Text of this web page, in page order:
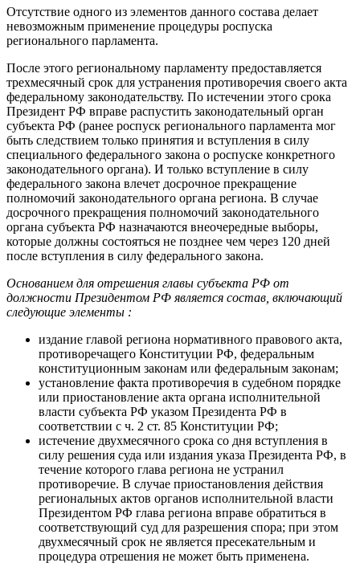
Отсутствие одного из элементов данного состава делает
невозможным применение процедуры роспуска
регионального парламента.
После этого региональному парламенту предоставляется
трехмесячный срок для устранения противоречия своего акта
федеральному законодательству. По истечении этого срока
Президент РФ вправе распустить законодательный орган
субъекта РФ (ранее роспуск регионального парламента мог
быть следствием только принятия и вступления в силу
специального федерального закона о роспуске конкретного
законодательного органа). И только вступление в силу
федерального закона влечет досрочное прекращение
полномочий законодательного органа региона. В случае
досрочного прекращения полномочий законодательного
органа субъекта РФ назначаются внеочередные выборы,
которые должны состояться не позднее чем через 120 дней
после вступления в силу федерального закона.
Основанием для отрешения главы субъекта РФ от
должности Президентом РФ является состав, включающий
следующие элементы :
издание главой региона нормативного правового акта,
противоречащего Конституции РФ, федеральным
конституционным законам или федеральным законам;
установление факта противоречия в судебном порядке
или приостановление акта органа исполнительной
власти субъекта РФ указом Президента РФ в
соответствии с ч. 2 ст. 85 Конституции РФ;
истечение двухмесячного срока со дня вступления в
силу решения суда или издания указа Президента РФ, в
течение которого глава региона не устранил
противоречие. В случае приостановления действия
региональных актов органов исполнительной власти
Президентом РФ глава региона вправе обратиться в
соответствующий суд для разрешения спора; при этом
двухмесячный срок не является пресекательным и
процедура отрешения не может быть применена.